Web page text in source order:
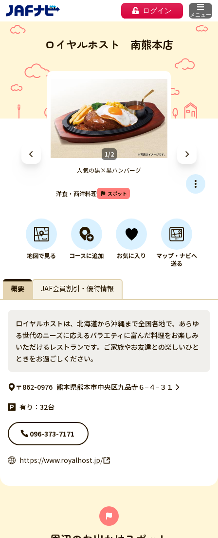
ログイン メニュー
ロイヤルホスト 南熊本店
1/2
人気の黒×黒ハンバーグ
洋食・西洋料理 スポット
地図で見る コースに追加 お気に入り
マップ・ナビへ
送る
概要 JAF会員割引・優待情報
ロイヤルホストは、北海道から沖縄まで全国各地で、あらゆ
る世代のニーズに応えるバラエティに富んだ料理をお楽しみ
いただけるレストランです。ご家族やお友達との楽しいひと
ときをお過ごしください。
〒862-0976 熊本県熊本市中央区九品寺６−４−３１
有り：32台
096-373-7171
https://www.royalhost.jp/